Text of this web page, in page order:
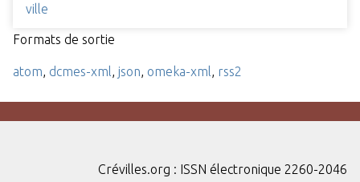
ville
Formats de sortie
atom, dcmes-xml, json, omeka-xml, rss2
Crévilles.org : ISSN électronique 2260-2046